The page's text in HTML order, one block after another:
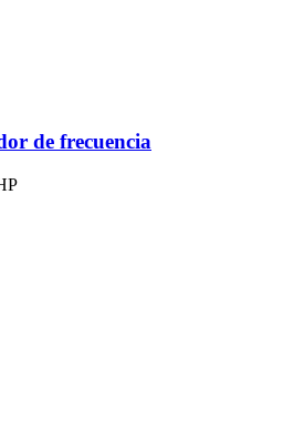
de frecuencia